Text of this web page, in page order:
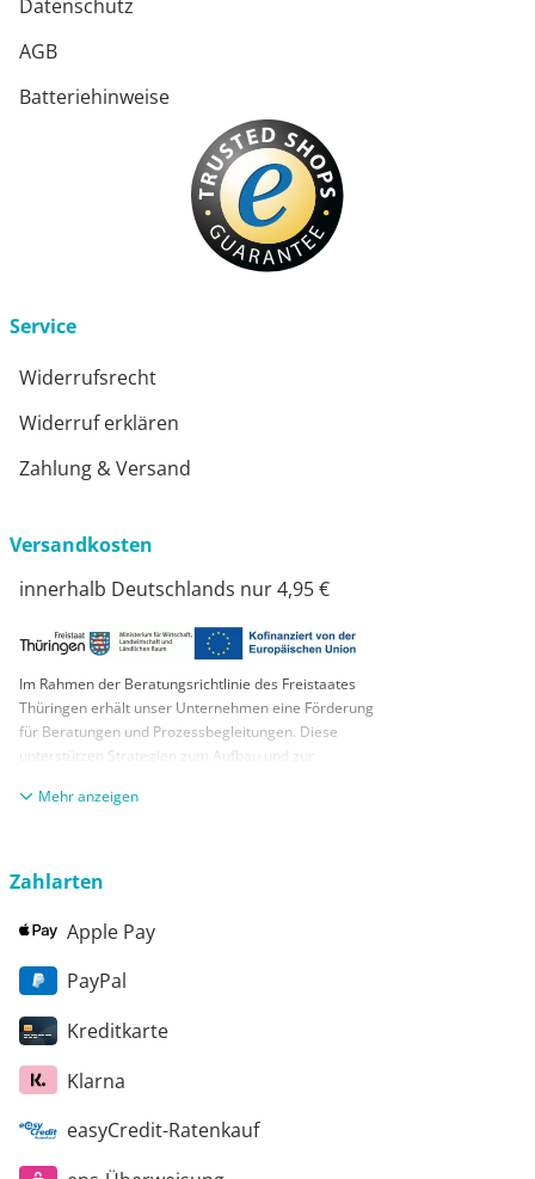
Datenschutz
AGB
Batteriehinweise
Service
Widerrufsrecht
Widerruf erklären
Zahlung & Versand
Versandkosten
innerhalb Deutschlands nur 4,95 €
Im Rahmen der Beratungsrichtlinie des Freistaates
Thüringen erhält unser Unternehmen eine Förderung
für Beratungen und Prozessbegleitungen. Diese
unterstützen Strategien zum Aufbau und zur
KMUs. Die daraus resultierenden Ergebnisse und
aus Mitteln des Europäischen Sozialfonds Plus und
anzeigen
Zahlarten
Apple Pay
PayPal
Kreditkarte
Klarna
easyCredit-Ratenkauf